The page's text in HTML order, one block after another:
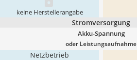
keine Herstellerangabe
Stromversorgung
Akku-Spannung
oder Leistungsaufnahme
Netzbetrieb